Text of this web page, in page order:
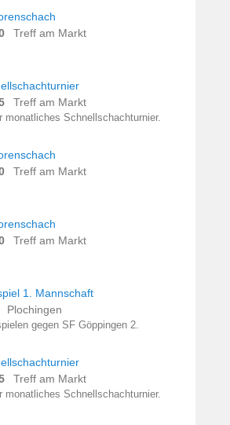
Treff am Markt
Treff am Markt
monatliches Schnellschachturnier.
Treff am Markt
Treff am Markt
1. Mannschaft
Plochingen
gegen SF Göppingen 2.
Treff am Markt
monatliches Schnellschachturnier.